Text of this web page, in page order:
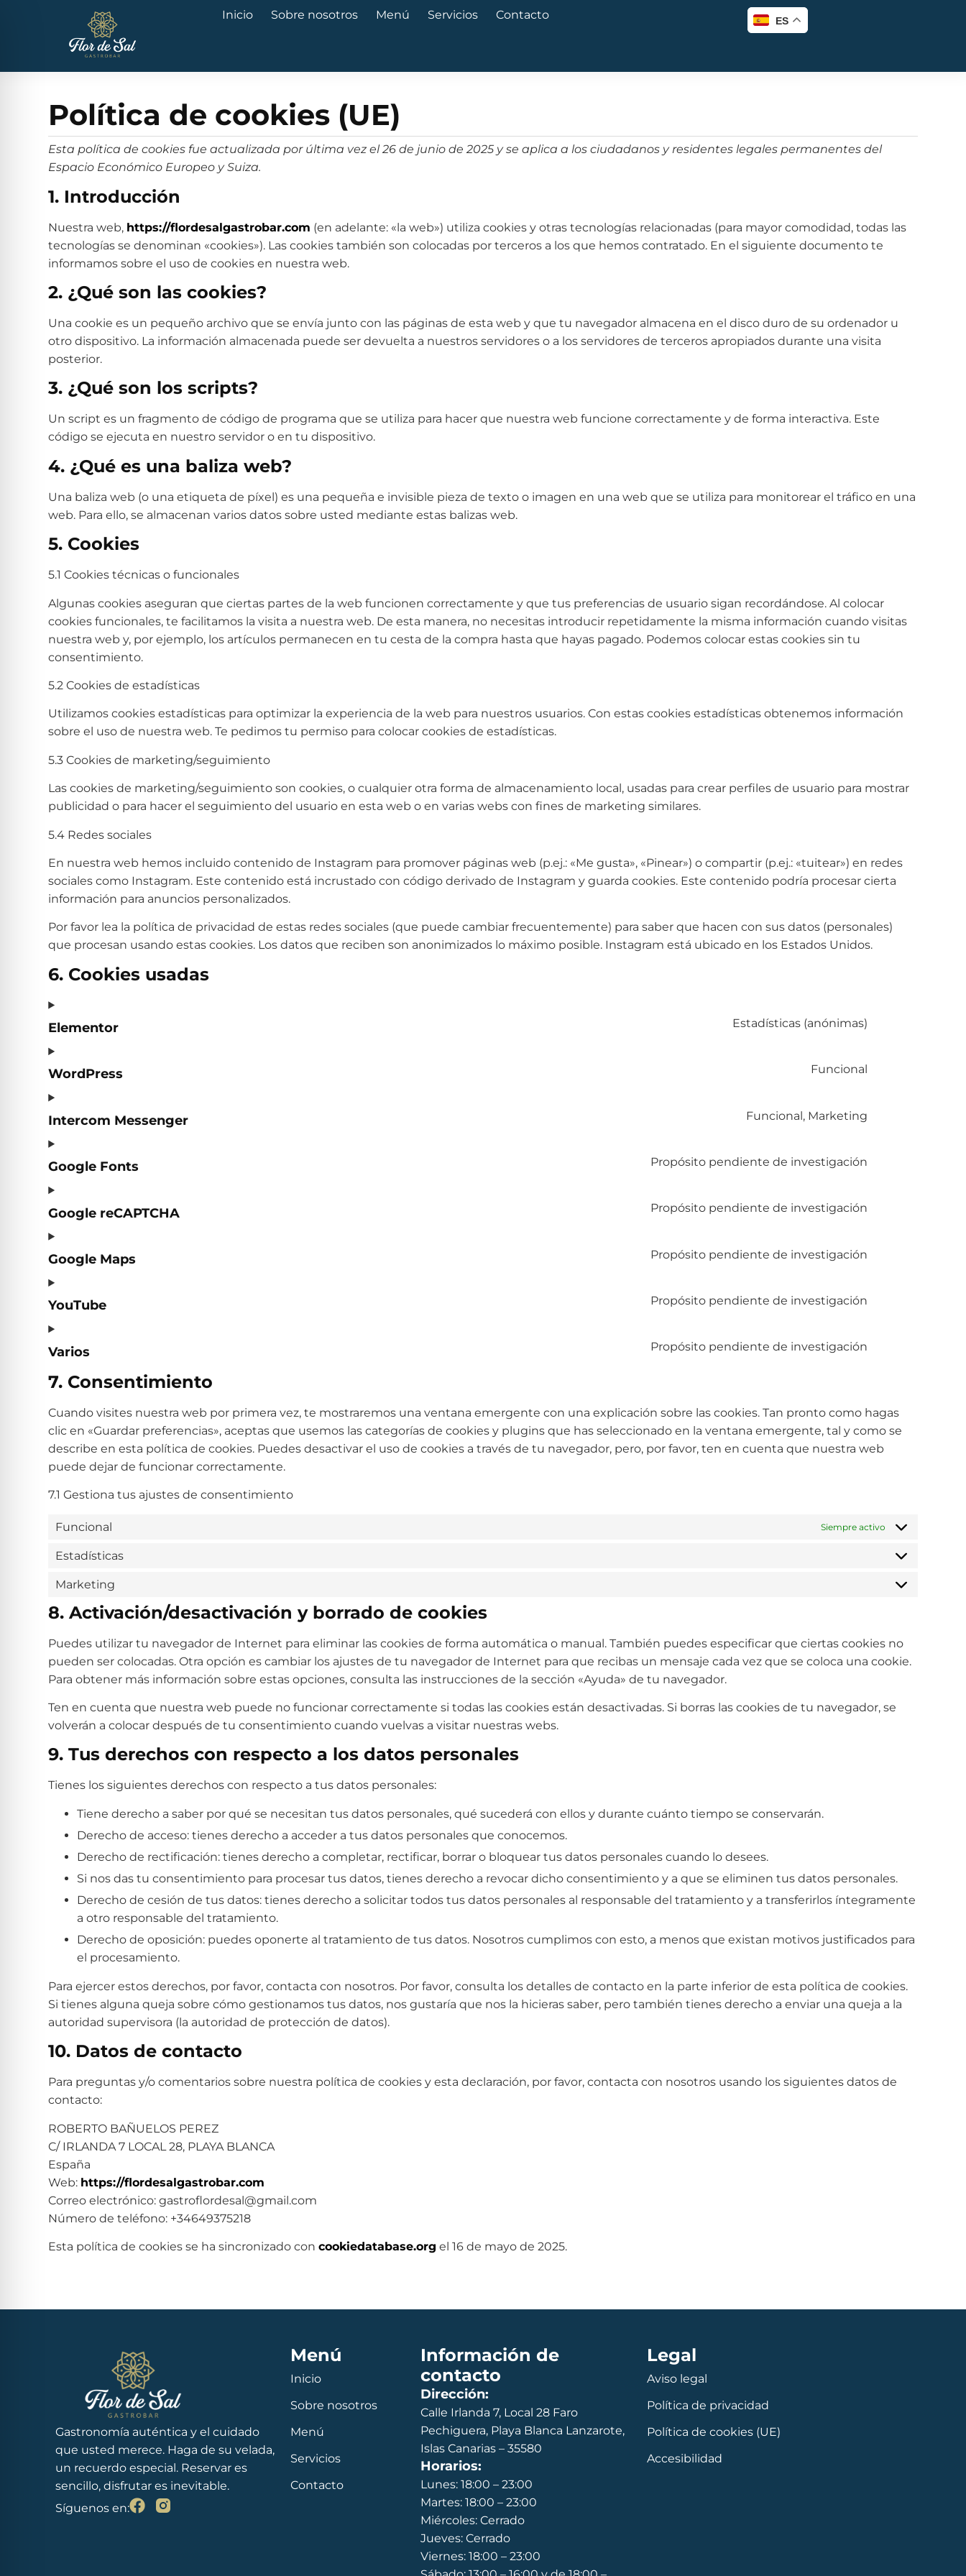
Inicio Sobre nosotros Menú Servicios Contacto ES
Política de cookies (UE)
Esta política de cookies fue actualizada por última vez el 26 de junio de 2025 y se aplica a los ciudadanos y residentes legales permanentes del
Espacio Económico Europeo y Suiza.
1. Introducción
Nuestra web, https://flordesalgastrobar.com (en adelante: «la web») utiliza cookies y otras tecnologías relacionadas (para mayor comodidad, todas las
tecnologías se denominan «cookies»). Las cookies también son colocadas por terceros a los que hemos contratado. En el siguiente documento te
informamos sobre el uso de cookies en nuestra web.
2. ¿Qué son las cookies?
Una cookie es un pequeño archivo que se envía junto con las páginas de esta web y que tu navegador almacena en el disco duro de su ordenador u
otro dispositivo. La información almacenada puede ser devuelta a nuestros servidores o a los servidores de terceros apropiados durante una visita
posterior.
3. ¿Qué son los scripts?
Un script es un fragmento de código de programa que se utiliza para hacer que nuestra web funcione correctamente y de forma interactiva. Este
código se ejecuta en nuestro servidor o en tu dispositivo.
4. ¿Qué es una baliza web?
Una baliza web (o una etiqueta de píxel) es una pequeña e invisible pieza de texto o imagen en una web que se utiliza para monitorear el tráfico en una
web. Para ello, se almacenan varios datos sobre usted mediante estas balizas web.
5. Cookies
5.1 Cookies técnicas o funcionales
Algunas cookies aseguran que ciertas partes de la web funcionen correctamente y que tus preferencias de usuario sigan recordándose. Al colocar
cookies funcionales, te facilitamos la visita a nuestra web. De esta manera, no necesitas introducir repetidamente la misma información cuando visitas
nuestra web y, por ejemplo, los artículos permanecen en tu cesta de la compra hasta que hayas pagado. Podemos colocar estas cookies sin tu
consentimiento.
5.2 Cookies de estadísticas
Utilizamos cookies estadísticas para optimizar la experiencia de la web para nuestros usuarios. Con estas cookies estadísticas obtenemos información
sobre el uso de nuestra web. Te pedimos tu permiso para colocar cookies de estadísticas.
5.3 Cookies de marketing/seguimiento
Las cookies de marketing/seguimiento son cookies, o cualquier otra forma de almacenamiento local, usadas para crear perfiles de usuario para mostrar
publicidad o para hacer el seguimiento del usuario en esta web o en varias webs con fines de marketing similares.
5.4 Redes sociales
En nuestra web hemos incluido contenido de Instagram para promover páginas web (p.ej.: «Me gusta», «Pinear») o compartir (p.ej.: «tuitear») en redes
sociales como Instagram. Este contenido está incrustado con código derivado de Instagram y guarda cookies. Este contenido podría procesar cierta
información para anuncios personalizados.
Por favor lea la política de privacidad de estas redes sociales (que puede cambiar frecuentemente) para saber que hacen con sus datos (personales)
que procesan usando estas cookies. Los datos que reciben son anonimizados lo máximo posible. Instagram está ubicado en los Estados Unidos.
6. Cookies usadas
Elementor Estadísticas (anónimas)
WordPress Funcional
Intercom Messenger Funcional, Marketing
Google Fonts Propósito pendiente de investigación
Google reCAPTCHA Propósito pendiente de investigación
Google Maps Propósito pendiente de investigación
YouTube Propósito pendiente de investigación
Varios Propósito pendiente de investigación
7. Consentimiento
Cuando visites nuestra web por primera vez, te mostraremos una ventana emergente con una explicación sobre las cookies. Tan pronto como hagas
clic en «Guardar preferencias», aceptas que usemos las categorías de cookies y plugins que has seleccionado en la ventana emergente, tal y como se
describe en esta política de cookies. Puedes desactivar el uso de cookies a través de tu navegador, pero, por favor, ten en cuenta que nuestra web
puede dejar de funcionar correctamente.
7.1 Gestiona tus ajustes de consentimiento
Funcional Siempre activo
Estadísticas
Marketing
8. Activación/desactivación y borrado de cookies
Puedes utilizar tu navegador de Internet para eliminar las cookies de forma automática o manual. También puedes especificar que ciertas cookies no
pueden ser colocadas. Otra opción es cambiar los ajustes de tu navegador de Internet para que recibas un mensaje cada vez que se coloca una cookie.
Para obtener más información sobre estas opciones, consulta las instrucciones de la sección «Ayuda» de tu navegador.
Ten en cuenta que nuestra web puede no funcionar correctamente si todas las cookies están desactivadas. Si borras las cookies de tu navegador, se
volverán a colocar después de tu consentimiento cuando vuelvas a visitar nuestras webs.
9. Tus derechos con respecto a los datos personales
Tienes los siguientes derechos con respecto a tus datos personales:
Tiene derecho a saber por qué se necesitan tus datos personales, qué sucederá con ellos y durante cuánto tiempo se conservarán.
Derecho de acceso: tienes derecho a acceder a tus datos personales que conocemos.
Derecho de rectificación: tienes derecho a completar, rectificar, borrar o bloquear tus datos personales cuando lo desees.
Si nos das tu consentimiento para procesar tus datos, tienes derecho a revocar dicho consentimiento y a que se eliminen tus datos personales.
Derecho de cesión de tus datos: tienes derecho a solicitar todos tus datos personales al responsable del tratamiento y a transferirlos íntegramente
a otro responsable del tratamiento.
Derecho de oposición: puedes oponerte al tratamiento de tus datos. Nosotros cumplimos con esto, a menos que existan motivos justificados para
el procesamiento.
Para ejercer estos derechos, por favor, contacta con nosotros. Por favor, consulta los detalles de contacto en la parte inferior de esta política de cookies.
Si tienes alguna queja sobre cómo gestionamos tus datos, nos gustaría que nos la hicieras saber, pero también tienes derecho a enviar una queja a la
autoridad supervisora (la autoridad de protección de datos).
10. Datos de contacto
Para preguntas y/o comentarios sobre nuestra política de cookies y esta declaración, por favor, contacta con nosotros usando los siguientes datos de
contacto:
ROBERTO BAÑUELOS PEREZ
C/ IRLANDA 7 LOCAL 28, PLAYA BLANCA
España
Web: https://flordesalgastrobar.com
Correo electrónico:gastroflordesal@gmail.com
Número de teléfono: +34649375218
Esta política de cookies se ha sincronizado concookiedatabase.org el 16 de mayo de 2025.
Gastronomía auténtica y el cuidado
que usted merece. Haga de su velada,
un recuerdo especial. Reservar es
sencillo, disfrutar es inevitable.
Síguenos en:
Menú
Inicio
Sobre nosotros
Menú
Servicios
Contacto
Información de
contacto
Dirección:
Calle Irlanda 7, Local 28 Faro
Pechiguera, Playa Blanca Lanzarote,
Islas Canarias – 35580
Horarios:
Lunes: 18:00 – 23:00
Martes: 18:00 – 23:00
Miércoles: Cerrado
Jueves: Cerrado
Viernes: 18:00 – 23:00
Legal
Aviso legal
Política de privacidad
Política de cookies (UE)
Accesibilidad